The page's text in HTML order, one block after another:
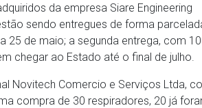
da empresa Siare Engineering
sendo entregues de forma
25 de maio; a segunda entrega, com
chegar ao Estado até o final de julho.
Novitech Comercio e Serviços Ltda,
compra de 30 respiradores, 20 já